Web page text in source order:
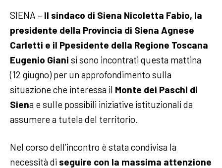
SIENA – Il sindaco di Siena Nicoletta Fabio, la
presidente della Provincia di Siena Agnese
Carletti e il Ppesidente della Regione Toscana
Eugenio Giani si sono incontrati questa mattina
(12 giugno) per un approfondimento sulla
situazione che interessa il Monte dei Paschi di
Siena e sulle possibili iniziative istituzionali da
assumere a tutela del territorio.
Nel corso dell’incontro è stata condivisa la
necessità di seguire con la massima attenzione